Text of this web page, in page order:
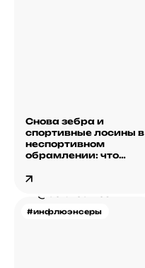
Снова зебра и
спортивные лосины в
неспортивном
обрамлении: что
инфлюэнсеры на
#инфлюэнсеры